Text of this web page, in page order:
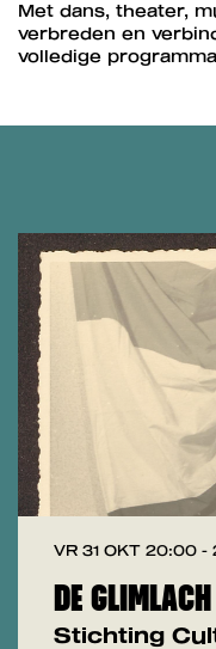
Met dans, theater,
verbreden en
volledige
DE
Stichting
VR 31 OKT 20:00 -